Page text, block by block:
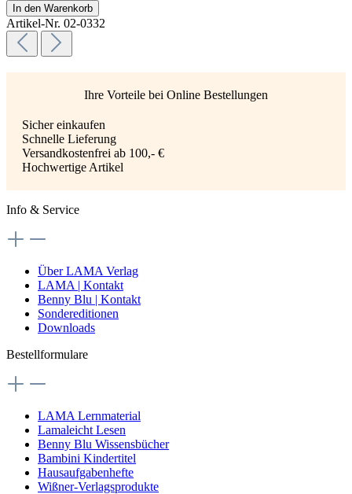
In den Warenkorb
Artikel-Nr. 02-0332
Ihre Vorteile bei Online Bestellungen
Sicher einkaufen
Schnelle Lieferung
Versandkostenfrei ab 100,- €
Hochwertige Artikel
Info & Service
Über LAMA Verlag
LAMA | Kontakt
Benny Blu | Kontakt
Sondereditionen
Downloads
Bestellformulare
LAMA Lernmaterial
Lamaleicht Lesen
Benny Blu Wissensbücher
Bambini Kindertitel
Hausaufgabenhefte
Wißner-Verlagsprodukte